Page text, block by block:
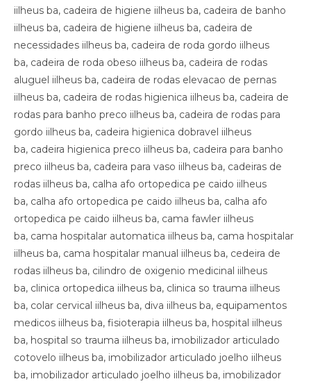
iilheus ba, cadeira de higiene iilheus ba, cadeira de banho
iilheus ba, cadeira de higiene iilheus ba, cadeira de
necessidades iilheus ba, cadeira de roda gordo iilheus
ba, cadeira de roda obeso iilheus ba, cadeira de rodas
aluguel iilheus ba, cadeira de rodas elevacao de pernas
iilheus ba, cadeira de rodas higienica iilheus ba, cadeira de
rodas para banho preco iilheus ba, cadeira de rodas para
gordo iilheus ba, cadeira higienica dobravel iilheus
ba, cadeira higienica preco iilheus ba, cadeira para banho
preco iilheus ba, cadeira para vaso iilheus ba, cadeiras de
rodas iilheus ba, calha afo ortopedica pe caido iilheus
ba, calha afo ortopedica pe caido iilheus ba, calha afo
ortopedica pe caido iilheus ba, cama fawler iilheus
ba, cama hospitalar automatica iilheus ba, cama hospitalar
iilheus ba, cama hospitalar manual iilheus ba, cedeira de
rodas iilheus ba, cilindro de oxigenio medicinal iilheus
ba, clinica ortopedica iilheus ba, clinica so trauma iilheus
ba, colar cervical iilheus ba, diva iilheus ba, equipamentos
medicos iilheus ba, fisioterapia iilheus ba, hospital iilheus
ba, hospital so trauma iilheus ba, imobilizador articulado
cotovelo iilheus ba, imobilizador articulado joelho iilheus
ba, imobilizador articulado joelho iilheus ba, imobilizador